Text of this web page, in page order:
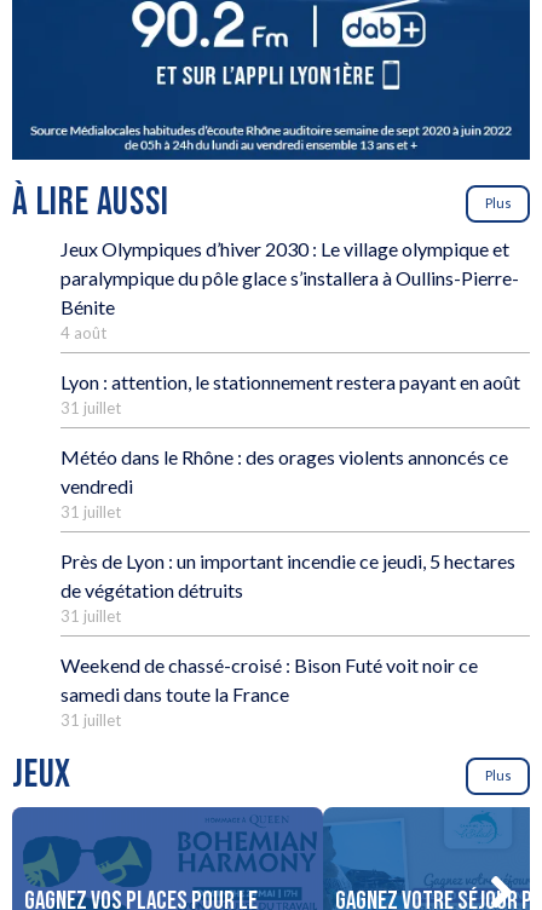
À LIRE AUSSI Plus
Jeux Olympiques d’hiver 2030 : Le village olympique et
paralympique du pôle glace s’installera à Oullins-Pierre-
Bénite
4 août
Lyon : attention, le stationnement restera payant en août
31 juillet
Météo dans le Rhône : des orages violents annoncés ce
vendredi
31 juillet
Près de Lyon : un important incendie ce jeudi, 5 hectares
de végétation détruits
31 juillet
Weekend de chassé-croisé : Bison Futé voit noir ce
samedi dans toute la France
31 juillet
JEUX Plus
Gagnez vos places pour le Gagnez votre séjour